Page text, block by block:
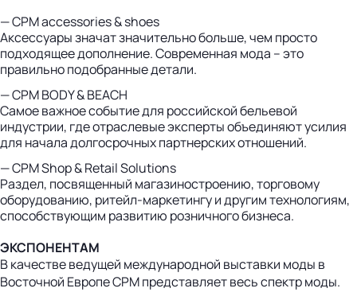
— CPM accessories & shoes
Аксессуары значат значительно больше, чем просто
подходящее дополнение. Современная мода – это
правильно подобранные детали.
— CPM BODY & BEACH
Самое важное событие для российской бельевой
индустрии, где отраслевые эксперты объединяют усилия
для начала долгосрочных партнерских отношений.
— CPM Shop & Retail Solutions
Раздел, посвященный магазиностроению, торговому
оборудованию, ритейл-маркетингу и другим технологиям,
способствующим развитию розничного бизнеса.
ЭКСПОНЕНТАМ
В качестве ведущей международной выставки моды в
Восточной Европе CPM представляет весь спектр моды.